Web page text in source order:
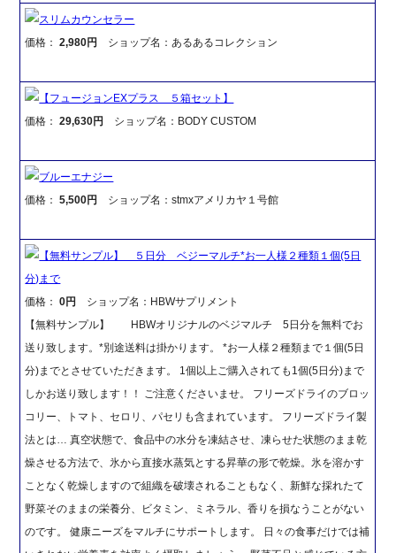
スリムカウンセラー
価格：2,980円 ショップ名：あるあるコレクション
【フュージョンEXプラス ５箱セット】
価格：29,630円 ショップ名：BODY CUSTOM
ブルーエナジー
価格：5,500円 ショップ名：stmxアメリカヤ１号館
【無料サンプル】 ５日分 ベジーマルチ*お一人様２種類１個(5日
分)まで
価格：0円
ショップ名：HBWサプリメント
【無料サンプル】 HBWオリジナルのベジマルチ 5日分を無料でお
送り致します。*別途送料は掛かります。 *お一人様２種類まで１個(5日
分)までとさせていただきます。 1個以上ご購入されても1個(5日分)まで
しかお送り致します！！ ご注意くださいませ。 フリーズドライのブロッ
コリー、トマト、セロリ、パセリも含まれています。 フリーズドライ製
法とは… 真空状態で、食品中の水分を凍結させ、凍らせた状態のまま乾
燥させる方法で、氷から直接水蒸気とする昇華の形で乾燥。氷を溶かす
ことなく乾燥しますので組織を破壊されることもなく、新鮮な採れたて
野菜そのままの栄養分、ビタミン、ミネラル、香りを損なうことがない
のです。 健康ニーズをマルチにサポートします。 日々の食事だけでは補